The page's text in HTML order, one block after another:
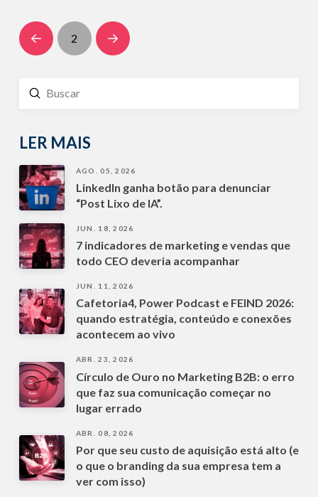
Prev 2 Next
Buscar
Enviar
LER MAIS
AGO. 05, 2026
LinkedIn ganha botão para denunciar
“Post Lixo de IA”.
JUN. 18, 2026
7 indicadores de marketing e vendas que
todo CEO deveria acompanhar
JUN. 11, 2026
Cafetoria4, Power Podcast e FEIND 2026:
quando estratégia, conteúdo e conexões
acontecem ao vivo
ABR. 23, 2026
Círculo de Ouro no Marketing B2B: o erro
que faz sua comunicação começar no
lugar errado
ABR. 08, 2026
Por que seu custo de aquisição está alto (e
o que o branding da sua empresa tem a
ver com isso)